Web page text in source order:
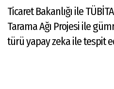
Ticaret Bakanlığı ile
Tarama Ağı Projesi ile
türü yapay zeka ile tespit